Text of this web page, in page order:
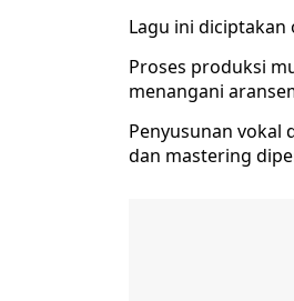
Lagu ini diciptakan
Proses produksi
menangani
Penyusunan vokal
dan mastering